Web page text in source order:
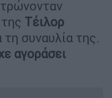
Τέιλορ
τη συναυλία της.
αγοράσει